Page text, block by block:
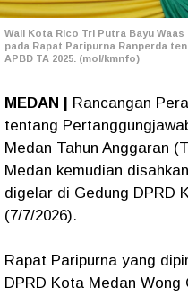
Wali Kota Rico Tri Putra Bayu
pada Rapat Paripurna Ranperda
APBD TA 2025. (mol/kmnfo)
MEDAN | Rancangan
tentang
Medan Tahun Anggaran
Medan kemudian
digelar di Gedung DPRD
(7/7/2026).
​Rapat Paripurna yang
DPRD Kota Medan Wong